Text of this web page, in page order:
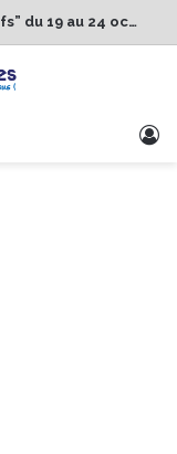
1er Édition de “La Semaine des Chefs” du 19 au 24 octobre 2026